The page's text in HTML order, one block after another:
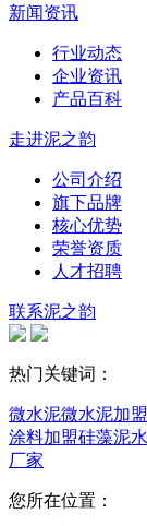
新闻资讯
行业动态
企业资讯
产品百科
走进泥之韵
公司介绍
旗下品牌
核心优势
荣誉资质
人才招聘
联系泥之韵
热门关键词：
微水泥微水泥加盟
涂料加盟硅藻泥
厂家
您所在位置：